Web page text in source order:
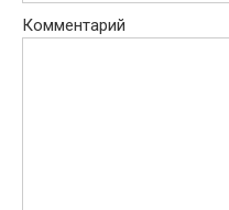
Комментарий